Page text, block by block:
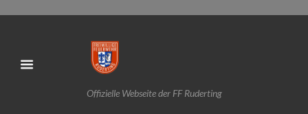
Offizielle Webseite der FF Ruderting